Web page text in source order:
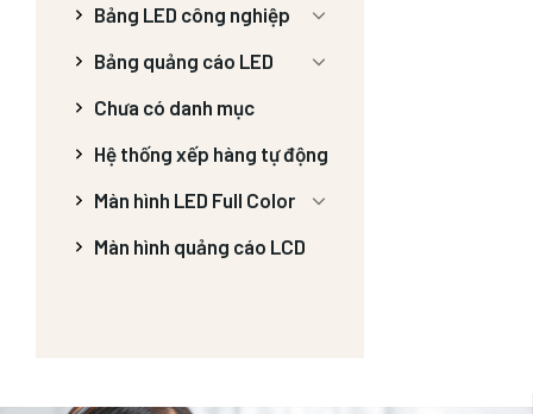
Bảng LED công nghiệp
Bảng quảng cáo LED
Chưa có danh mục
Hệ thống xếp hàng tự động
Màn hình LED Full Color
Màn hình quảng cáo LCD